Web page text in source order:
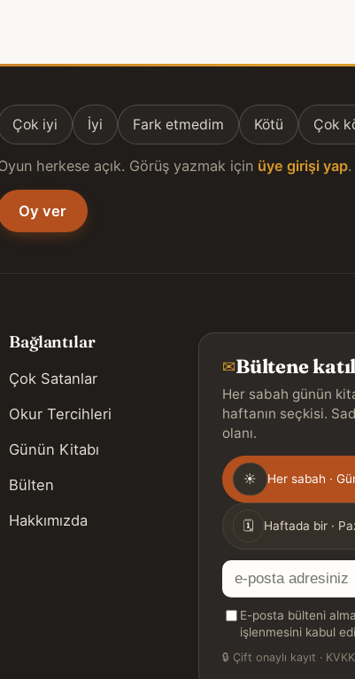
Çok iyi İyi Fark etmedim Kötü Çok
herkese açık. Görüş yazmak için üye girişi yap.
Oy ver
Bağlantılar
Çok Satanlar
Okur Tercihleri
Günün Kitabı
Bülten
Hakkımızda
✉Bültene
Her sabah günün
haftanın seçkisi.
olanı.
Gönderim
sıklığı
☀ Her sabah ·
🗓 Haftada bir ·
E-
posta
adresiniz
E-posta bülteni
işlenmesini kabul
🔒 Çift onaylı kayıt ·